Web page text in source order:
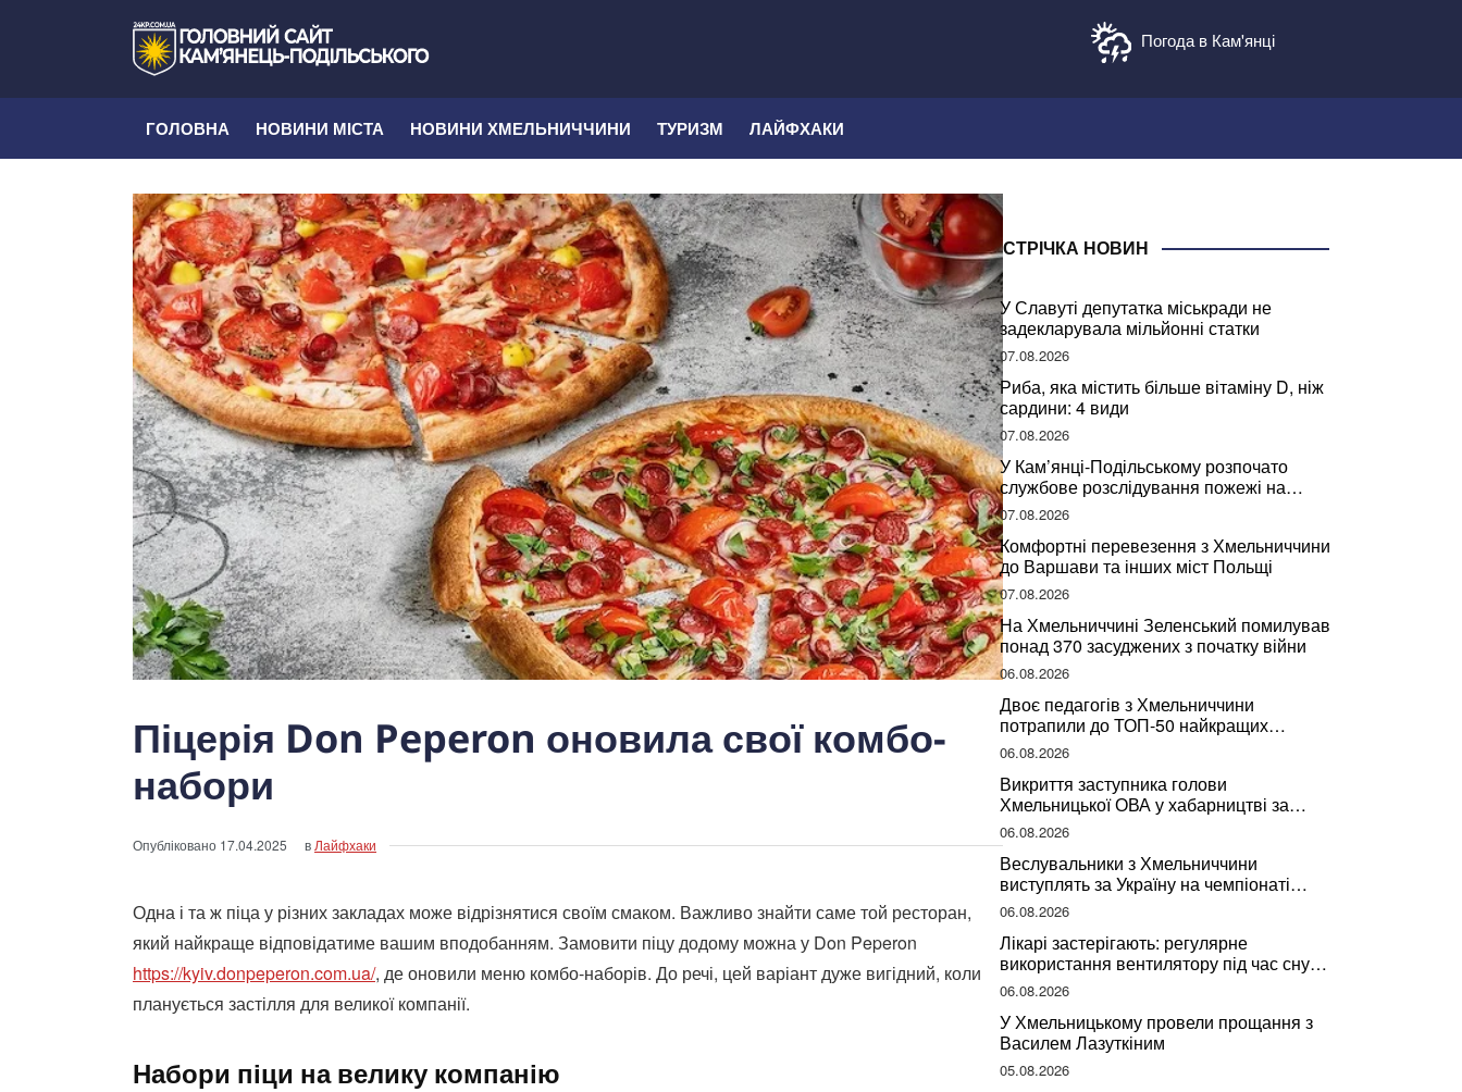
Погода в Кам'янці
ГОЛОВНА НОВИНИ МІСТА НОВИНИ ХМЕЛЬНИЧЧИНИ ТУРИЗМ ЛАЙФХАКИ
Піцерія Don Peperon оновила свої комбо-
набори
Опубліковано 17.04.2025 в Лайфхаки
Одна і та ж піца у різних закладах може відрізнятися своїм смаком. Важливо знайти саме той ресторан,
який найкраще відповідатиме вашим вподобанням. Замовити піцу додому можна у Don Peperon
https://kyiv.donpeperon.com.ua/, де оновили меню комбо-наборів. До речі, цей варіант дуже вигідний, коли
планується застілля для великої компанії.
Набори піци на велику компанію
СТРІЧКА НОВИН
У Славуті депутатка міськради не
задекларувала мільйонні статки
07.08.2026
Риба, яка містить більше вітаміну D, ніж
сардини: 4 види
07.08.2026
У Кам’янці-Подільському розпочато
службове розслідування пожежі на
сміттєзвалищі
07.08.2026
Комфортні перевезення з Хмельниччини
до Варшави та інших міст Польщі
07.08.2026
На Хмельниччині Зеленський помилував
понад 370 засуджених з початку війни
06.08.2026
Двоє педагогів з Хмельниччини
потрапили до ТОП-50 найкращих
учителів України
06.08.2026
Викриття заступника голови
Хмельницької ОВА у хабарництві за
підписання контрактів на ремонт доріг
06.08.2026
Веслувальники з Хмельниччини
виступлять за Україну на чемпіонаті
світу
06.08.2026
Лікарі застерігають: регулярне
використання вентилятору під час сну
може негативно вплинути на ваше
здоров’я
06.08.2026
У Хмельницькому провели прощання з
Василем Лазуткіним
05.08.2026